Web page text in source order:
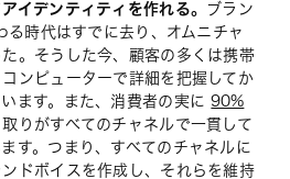
イデンティティを作れる。 ブラン
る時代はすでに去り、オムニチャ
。そうした今、顧客の多くは携帯
ンピューターで詳細を把握してか
ます。また、消費者の実に90%
りがすべてのチャネルで一貫して
す。つまり、すべてのチャネルに
ドボイスを作成し、それらを維持